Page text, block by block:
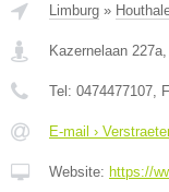
Limburg »
Kazernelaan 227a
Tel: 0474477107 ,
E-mail ›
Website: https://